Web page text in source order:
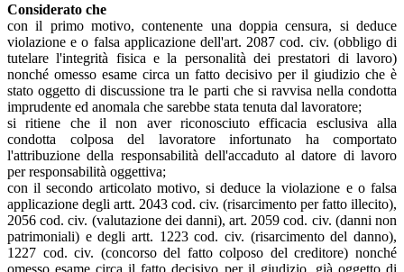
Considerato che
con il primo motivo, contenente una doppia censura, si deduce
violazione e o falsa applicazione dell'art. 2087 cod. civ. (obbligo di
tutelare l'integrità fisica e la personalità dei prestatori di lavoro)
nonché omesso esame circa un fatto decisivo per il giudizio che è
stato oggetto di discussione tra le parti che si ravvisa nella condotta
imprudente ed anomala che sarebbe stata tenuta dal lavoratore;
si ritiene che il non aver riconosciuto efficacia esclusiva alla
condotta colposa del lavoratore infortunato ha comportato
l'attribuzione della responsabilità dell'accaduto al datore di lavoro
per responsabilità oggettiva;
con il secondo articolato motivo, si deduce la violazione e o falsa
applicazione degli artt. 2043 cod. civ. (risarcimento per fatto illecito),
2056 cod. civ. (valutazione dei danni), art. 2059 cod. civ. (danni non
patrimoniali) e degli artt. 1223 cod. civ. (risarcimento del danno),
1227 cod. civ. (concorso del fatto colposo del creditore) nonché
omesso esame circa il fatto decisivo per il giudizio, già oggetto di